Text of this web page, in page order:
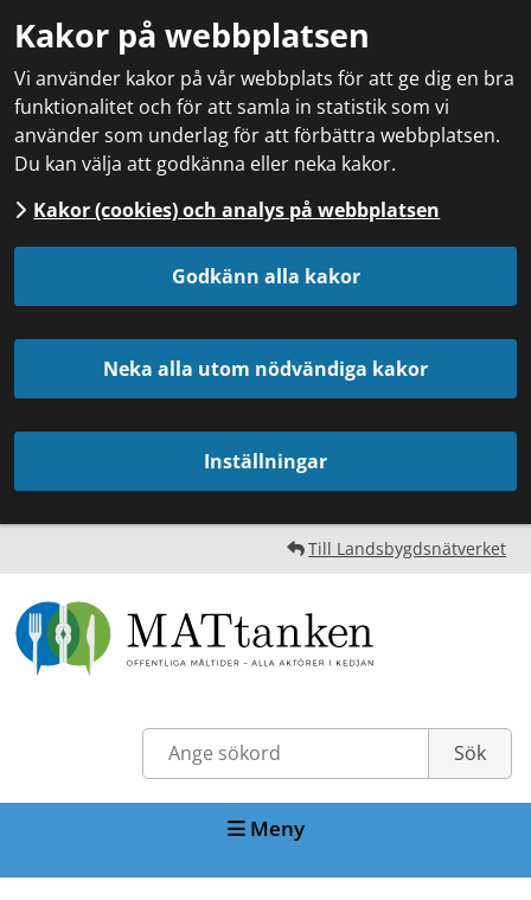
Kakor på webbplatsen
Vi använder kakor på vår webbplats för att ge dig en bra
funktionalitet och för att samla in statistik som vi
använder som underlag för att förbättra webbplatsen.
Du kan välja att godkänna eller neka kakor.
Kakor (cookies) och analys på webbplatsen
Godkänn alla kakor
Neka alla utom nödvändiga kakor
Inställningar
Till Landsbygdsnätverket
Meny